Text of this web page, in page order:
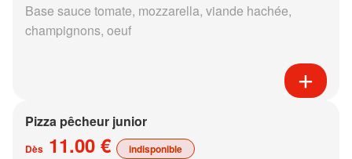
Base sauce tomate, mozzarella, viande hachée,
champignons, oeuf
Pizza pêcheur junior
Dès 11.00 € indisponible